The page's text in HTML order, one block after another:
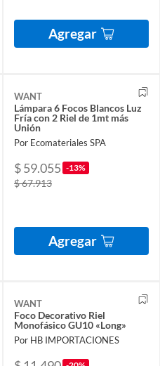
Agregar
WANT
Lámpara 6 Focos Blancos Luz
Fría con 2 Riel de 1mt más
Unión
Por Ecomateriales SPA
$ 59.055 -13%
$ 67.913
Agregar
WANT
Foco Decorativo Riel
Monofásico GU10 «Long»
Por HB IMPORTACIONES